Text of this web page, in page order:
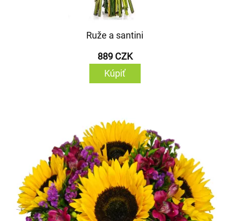
Ruže a santini
889 CZK
Kúpiť